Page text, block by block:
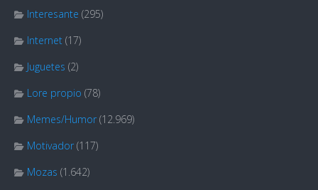
Interesante (295)
Internet (17)
Juguetes (2)
Lore propio (78)
Memes/Humor (12.969)
Motivador (117)
Mozas (1.642)